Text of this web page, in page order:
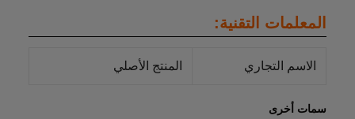
المعلمات التقنية:
الاسم التجاري المنتج الأصلي
سمات أخرى